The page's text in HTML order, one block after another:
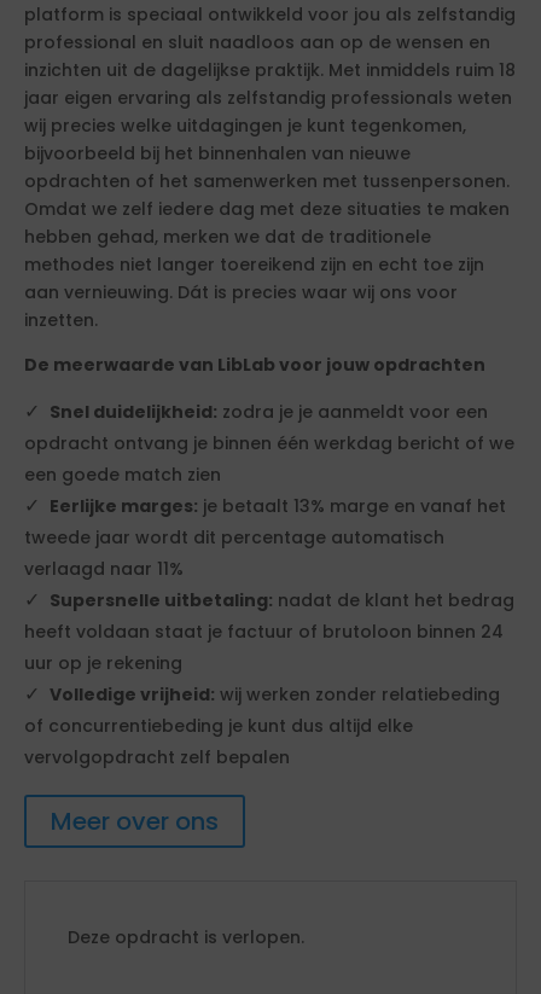
platform is speciaal ontwikkeld voor jou als zelfstandig
professional en sluit naadloos aan op de wensen en
inzichten uit de dagelijkse praktijk. Met inmiddels ruim 18
jaar eigen ervaring als zelfstandig professionals weten
wij precies welke uitdagingen je kunt tegenkomen,
bijvoorbeeld bij het binnenhalen van nieuwe
opdrachten of het samenwerken met tussenpersonen.
Omdat we zelf iedere dag met deze situaties te maken
hebben gehad, merken we dat de traditionele
methodes niet langer toereikend zijn en echt toe zijn
aan vernieuwing. Dát is precies waar wij ons voor
inzetten.
De meerwaarde van LibLab voor jouw opdrachten
Snel duidelijkheid: zodra je je aanmeldt voor een
opdracht ontvang je binnen één werkdag bericht of we
een goede match zien
Eerlijke marges: je betaalt 13% marge en vanaf het
tweede jaar wordt dit percentage automatisch
verlaagd naar 11%
Supersnelle uitbetaling: nadat de klant het bedrag
heeft voldaan staat je factuur of brutoloon binnen 24
uur op je rekening
Volledige vrijheid: wij werken zonder relatiebeding
of concurrentiebeding je kunt dus altijd elke
vervolgopdracht zelf bepalen
Meer over ons
Deze opdracht is verlopen.